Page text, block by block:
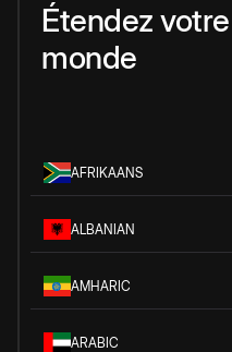
Étendez
monde
AFRIKAANS
ALBANIAN
AMHARIC
ARABIC